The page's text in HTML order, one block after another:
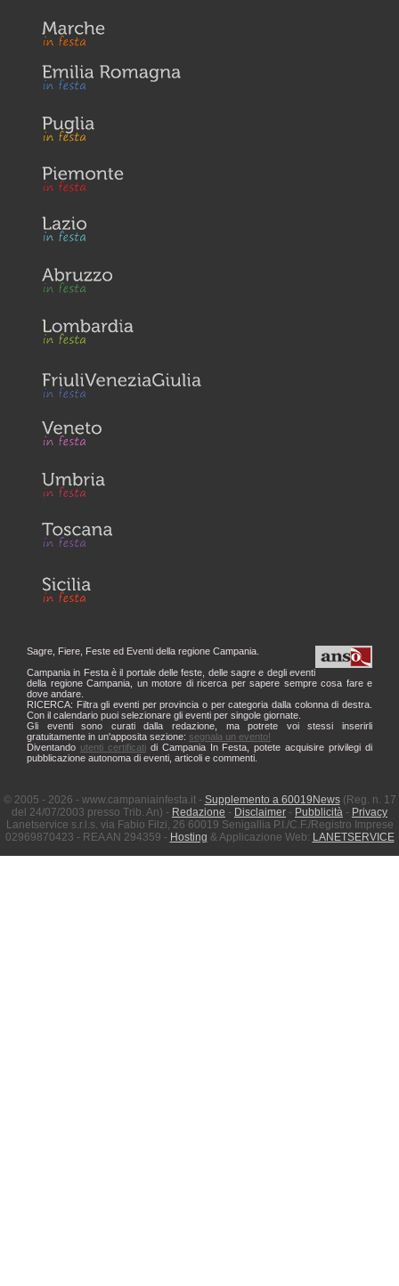
Sagre, Fiere, Feste ed Eventi della regione Campania.
Campania in Festa è il portale delle feste, delle sagre e degli eventi
della regione Campania, un motore di ricerca per sapere sempre cosa fare e
dove andare.
RICERCA: Filtra gli eventi per provincia o per categoria dalla colonna di destra.
Con il calendario puoi selezionare gli eventi per singole giornate.
Gli eventi sono curati dalla redazione, ma potrete voi stessi inserirli
gratuitamente in un'apposita sezione: segnala un evento!
Diventando utenti certificatidi Campania In Festa, potete acquisire privilegi di
pubblicazione autonoma di eventi, articoli e commenti.
© 2005 - 2026 - www.campaniainfesta.it - Supplemento a 60019News(Reg. n. 17
del 24/07/2003 presso Trib. An) - Redazione - Disclaimer - Pubblicità - Privacy
Lanetservice s.r.l.s. via Fabio Filzi, 26 60019 Senigallia P.I./C.F./Registro Imprese
02969870423 - REA AN 294359 - Hosting & Applicazione Web: LANETSERVICE